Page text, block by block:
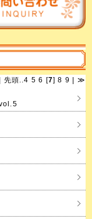
先頭..4 5 6 [7]8 9
≫